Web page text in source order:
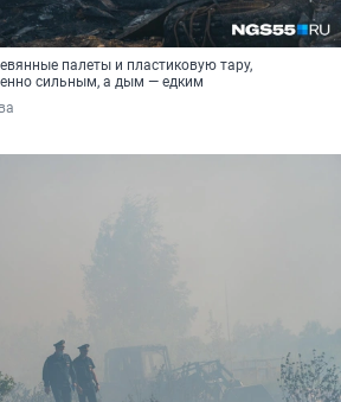
палеты и пластиковую тару,
сильным, а дым — едким